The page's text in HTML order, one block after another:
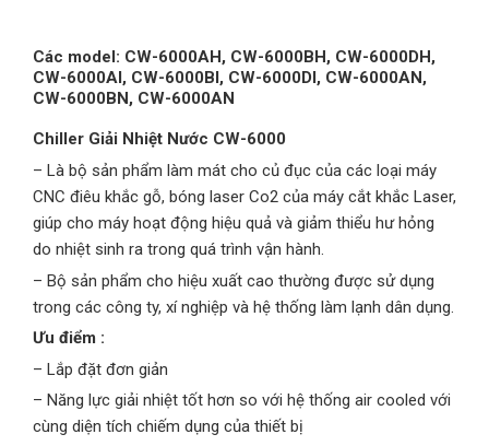
Các model: CW-6000AH, CW-6000BH, CW-6000DH,
CW-6000AI, CW-6000BI, CW-6000DI, CW-6000AN,
CW-6000BN, CW-6000AN
Chiller Giải Nhiệt Nước CW-6000
– Là bộ sản phẩm làm mát cho củ đục của các loại máy
CNC điêu khắc gỗ, bóng laser Co2 của máy cắt khắc Laser,
giúp cho máy hoạt động hiệu quả và giảm thiểu hư hỏng
do nhiệt sinh ra trong quá trình vận hành.
– Bộ sản phẩm cho hiệu xuất cao thường được sử dụng
trong các công ty, xí nghiệp và hệ thống làm lạnh dân dụng.
Ưu điểm :
– Lắp đặt đơn giản
– Năng lực giải nhiệt tốt hơn so với hệ thống air cooled với
cùng diện tích chiếm dụng của thiết bị